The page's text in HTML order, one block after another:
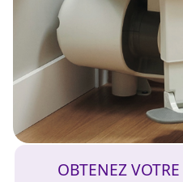
OBTENEZ